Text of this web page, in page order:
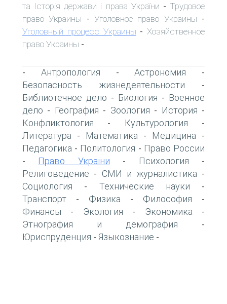
та Історія держави і права України - Трудовое
право Украины -Уголовное право Украины -
Уголовный процесс Украины - Хозяйственное
право Украины -
- Антропология -Астрономия -
Безопасность жизнедеятельности -
Библиотечное дело - Биология - Военное
дело - География - Зоология - История -
Конфликтология - Культурология -
Литература - Математика - Медицина -
Педагогика - Политология - Право России
- Право України - Психология -
Религоведение - СМИ и журналистика -
Социология - Технические науки -
Транспорт - Физика - Философия -
Финансы - Экология - Экономика -
Этнография и демография -
Юриспруденция - Языкознание -